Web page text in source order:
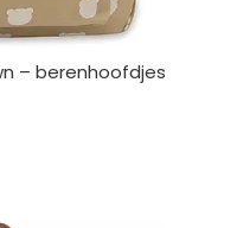
– berenhoofdjes